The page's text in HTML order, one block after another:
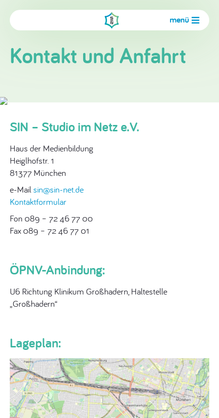
menü
Kontakt und Anfahrt
SIN – Studio im Netz e.V.
Haus der Medienbildung
Heiglhofstr. 1
81377 München
e-Mailsin@sin-net.de
Kontaktformular
Fon 089 – 72 46 77 00
Fax 089 – 72 46 77 01
ÖPNV-Anbindung:
U6 Richtung Klinikum Großhadern, Haltestelle
„Großhadern“
Lageplan: